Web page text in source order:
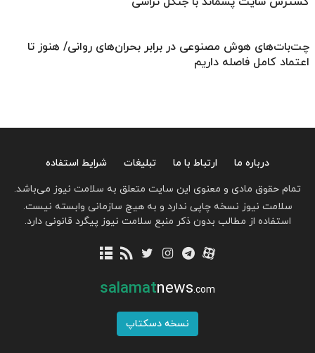
چت‌بات‌های هوش مصنوعی در برابر بحران‌های روانی/ هنوز تا
اعتماد کامل فاصله داریم
درباره ما ارتباط با ما تبلیغات
شرایط استفاده
تمام حقوق مادی و معنوی این سایت متعلق به سلامت نیوز می‌باشد.
سلامت نیوز نسخه چاپی ندارد و به هیچ سازمانی وابسته نیست.
استفاده از مطالب بدون ذکر منبع سلامت نیوز پیگرد قانونی دارد.
salamatnews.com
نسخه دسکتاپ